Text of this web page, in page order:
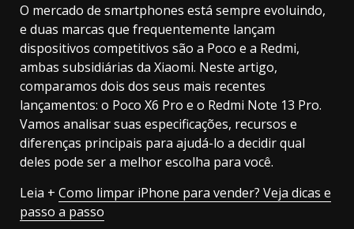
O mercado de smartphones está sempre evoluindo,
e duas marcas que frequentemente lançam
dispositivos competitivos são a Poco e a Redmi,
ambas subsidiárias da Xiaomi. Neste artigo,
comparamos dois dos seus mais recentes
lançamentos: o Poco X6 Pro e o Redmi Note 13 Pro.
Vamos analisar suas especificações, recursos e
diferenças principais para ajudá-lo a decidir qual
deles pode ser a melhor escolha para você.
Leia + Como limpar iPhone para vender? Veja dicas e
passo a passo